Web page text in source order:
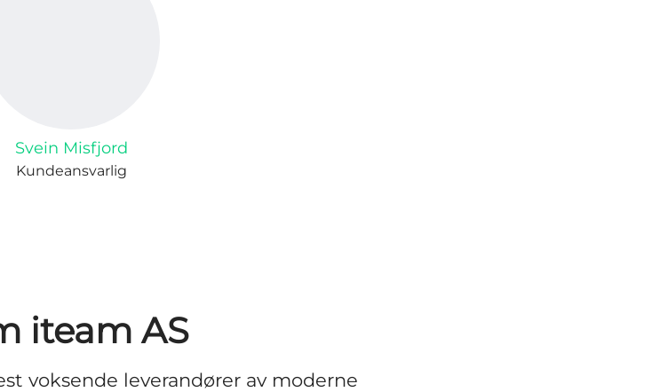
Svein Misfjord
Kundeansvarlig
iteam AS
voksende leverandører av moderne